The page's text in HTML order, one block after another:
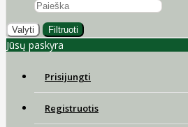
Valyti Filtruoti
Jūsų paskyra
Prisijungti
Registruotis